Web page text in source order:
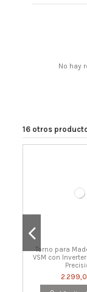
No hay
16 otros
Torno para
VSM con